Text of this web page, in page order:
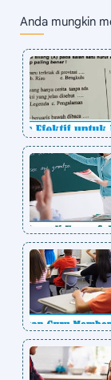
Anda mungkin